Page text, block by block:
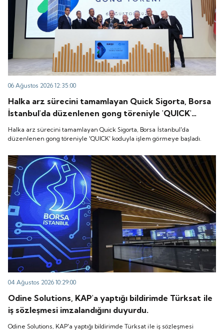
06 Ağustos 2026 12:35:00
Halka arz sürecini tamamlayan Quick Sigorta, Borsa
İstanbul'da düzenlenen gong töreniyle 'QUICK'
koduyla işlem görmeye başladı.
Halka arz sürecini tamamlayan Quick Sigorta, Borsa İstanbul'da
düzenlenen gong töreniyle 'QUICK' koduyla işlem görmeye başladı.
04 Ağustos 2026 10:29:00
Odine Solutions, KAP'a yaptığı bildirimde Türksat ile
iş sözleşmesi imzalandığını duyurdu.
Odine Solutions, KAP'a yaptığı bildirimde Türksat ile iş sözleşmesi